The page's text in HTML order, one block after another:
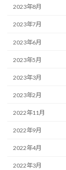
2023年8月
2023年7月
2023年6月
2023年5月
2023年3月
2023年2月
2022年11月
2022年9月
2022年4月
2022年3月